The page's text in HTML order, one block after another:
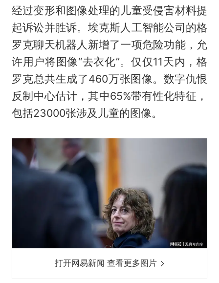
经过变形和图像处理的儿童受侵害材料提
起诉讼并胜诉。埃克斯人工智能公司的格
罗克聊天机器人新增了一项危险功能，允
许用户将图像“去衣化”。仅仅11天内，格
罗克总共生成了460万张图像。数字仇恨
反制中心估计，其中65%带有性化特征，
包括23000张涉及儿童的图像。
打开网易新闻 查看更多图片